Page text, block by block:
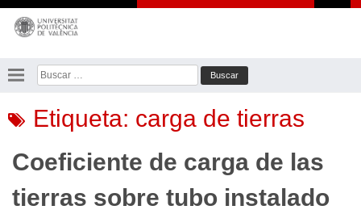
Saltar
contenido
Buscar:
Etiqueta: carga de tierras
Coeficiente de carga de las
tierras sobre tubo instalado